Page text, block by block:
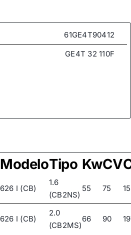
61GE4T90412
GE4T 32 110F
ModeloTipo KwCV
626 I (CB)
1.6
(CB2NS)
55 75
626 I (CB)
2.0
(CB2MS)
66 90